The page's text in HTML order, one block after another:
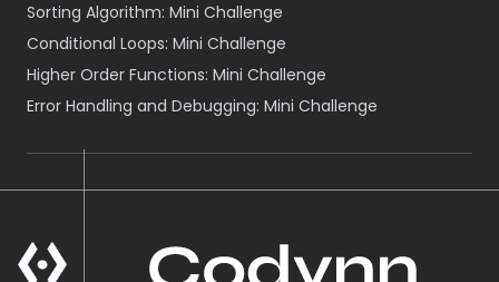
Sorting Algorithm: Mini Challenge
Conditional Loops: Mini Challenge
Higher Order Functions: Mini Challenge
Error Handling and Debugging: Mini Challenge